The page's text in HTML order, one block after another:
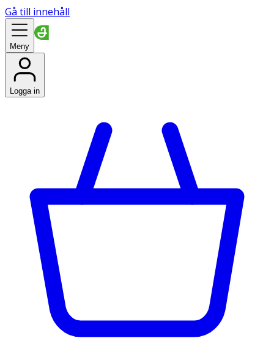
Gå till innehåll
Meny
Logga in